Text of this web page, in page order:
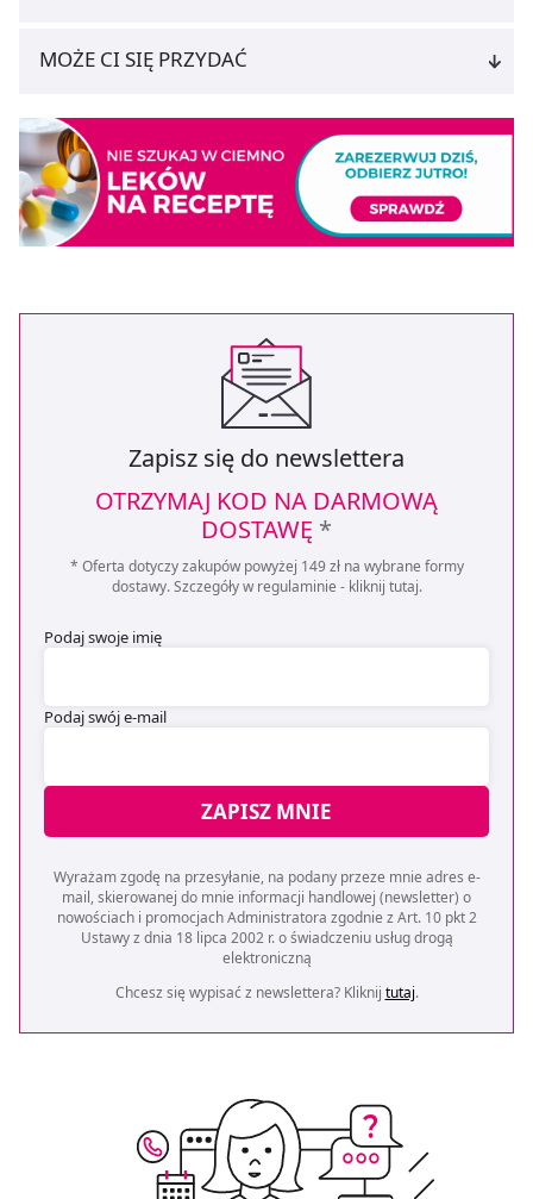
MOŻE CI SIĘ PRZYDAĆ
Zapisz się do newslettera
OTRZYMAJ KOD NA DARMOWĄ
DOSTAWĘ *
* Oferta dotyczy zakupów powyżej 149 zł na wybrane formy
dostawy. Szczegóły w regulaminie - kliknij tutaj.
Podaj swoje imię
Podaj swój e-mail
ZAPISZ MNIE
Wyrażam zgodę na przesyłanie, na podany przeze mnie adres e-
mail, skierowanej do mnie informacji handlowej (newsletter) o
nowościach i promocjach Administratora zgodnie z Art. 10 pkt 2
Ustawy z dnia 18 lipca 2002 r. o świadczeniu usług drogą
elektroniczną
Chcesz się wypisać z newslettera? Kliknij tutaj.